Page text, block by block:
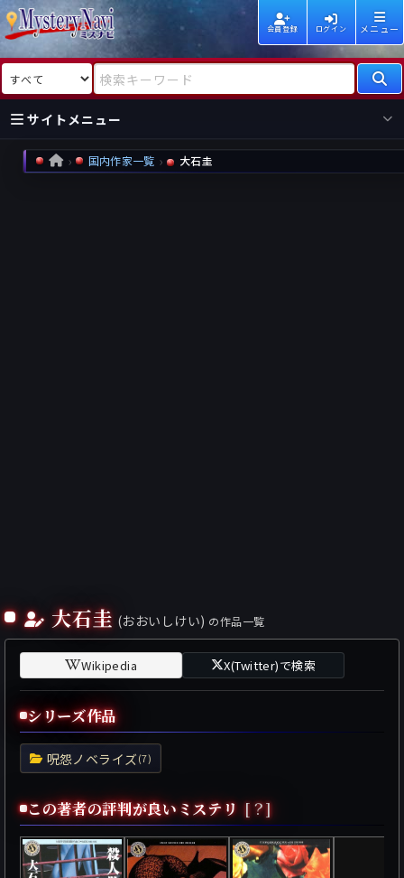
会員登録 ログイン メニュー
検索対象 検索キーワード
サイトメニュー
国内
海外
HOME 国内作家一覧 大石圭
大石圭 (おおいしけい) の作品一覧
Wikipedia X(Twitter)で検索
シリーズ作品
呪怨ノベライズ(7)
この著者の評判が良いミステリ [？]